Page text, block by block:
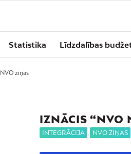
Statistika Līdzdalības
NVO ziņas
IZNĀCIS “NVO
INTEGRĀCIJA , NVO ZIŅAS